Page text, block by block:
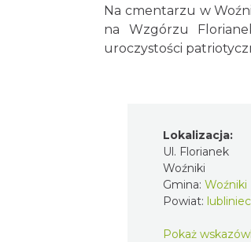
Na cmentarzu w
na Wzgórzu
uroczystości
Lokalizacja:
Ul. Florianek
Woźniki
Gmina: Woźniki
Powiat:
Pokaż